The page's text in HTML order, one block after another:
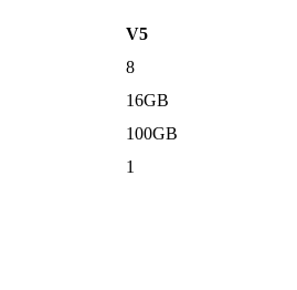
V5
8
16GB
100GB
1